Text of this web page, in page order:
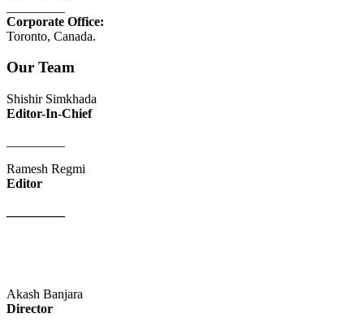
Corporate Office:
Toronto, Canada.
Our Team
Shishir Simkhada
Editor-In-Chief
Ramesh Regmi
Editor
Akash Banjara
Director